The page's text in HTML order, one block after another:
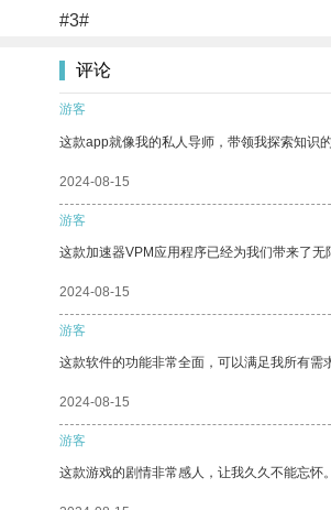
#3#
评论
游客
这款app就像我的私人导师，带领我探索知识的
2024-08-15
游客
这款加速器VPM应用程序已经为我们带来了
2024-08-15
游客
这款软件的功能非常全面，可以满足我所有需
2024-08-15
游客
这款游戏的剧情非常感人，让我久久不能忘怀。